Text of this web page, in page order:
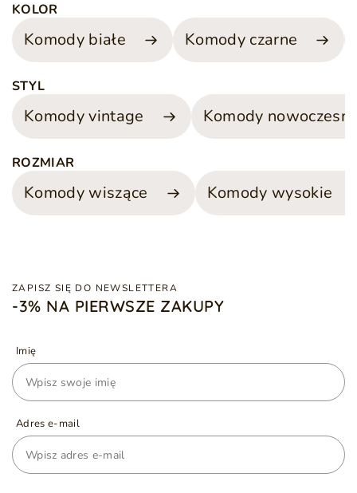
KOLOR
Komody białe Komody czarne
STYL
Komody vintage Komody
ROZMIAR
Komody wiszące Komody wysokie
ZAPISZ SIĘ DO NEWSLETTERA
-3% NA PIERWSZE ZAKUPY
Imię
Adres e-mail